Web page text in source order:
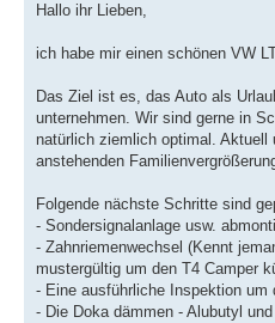
Hallo ihr Lieben,
ich habe mir einen schönen VW
Das Ziel ist es, das Auto als
unternehmen. Wir sind gerne in
natürlich ziemlich optimal. Aktuell
anstehenden
Folgende nächste Schritte sind
- Sondersignalanlage usw.
- Zahnriemenwechsel (Kennt
mustergültig um den T4 Camper
- Eine ausführliche Inspektion um
- Die Doka dämmen - Alubutyl